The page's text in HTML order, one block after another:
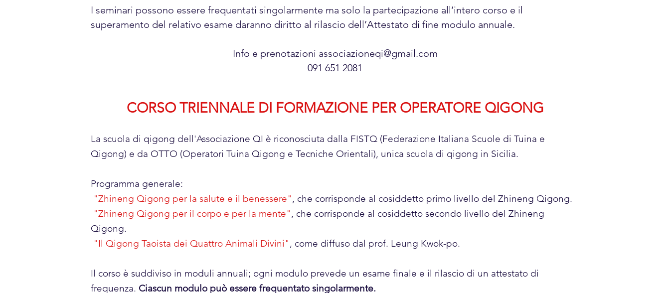
I seminari possono essere frequentati singolarmente ma solo la partecipazione all’intero corso e il
superamento del relativo esame daranno diritto al rilascio dell’Attestato di fine modulo annuale.
Info e prenotazioni associazioneqi@gmail.com
091 651 2081
CORSO TRIENNALE DI FORMAZIONE PER OPERATORE QIGONG
La scuola di qigong dell'Associazione QI è riconosciuta dalla FISTQ (Federazione Italiana Scuole di Tuina e
Qigong) e da OTTO (Operatori Tuina Qigong e Tecniche Orientali), unica scuola di qigong in Sicilia.
Programma generale:
"Zhineng Qigong per la salute e il benessere", che corrisponde al cosiddetto primo livello del Zhineng Qigong.
"Zhineng Qigong per il corpo e per la mente", che corrisponde al cosiddetto secondo livello del Zhineng
Qigong.
"Il Qigong Taoista dei Quattro Animali Divini", come diffuso dal prof. Leung Kwok-po.
Il corso è suddiviso in moduli annuali; ogni modulo prevede un esame finale e il rilascio di un attestato di
frequenza. Ciascun modulo può essere frequentato singolarmente.